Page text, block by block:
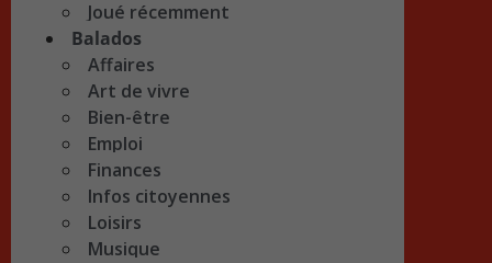
Joué récemment
Balados
Affaires
Art de vivre
Bien-être
Emploi
Finances
Infos citoyennes
Loisirs
Musique